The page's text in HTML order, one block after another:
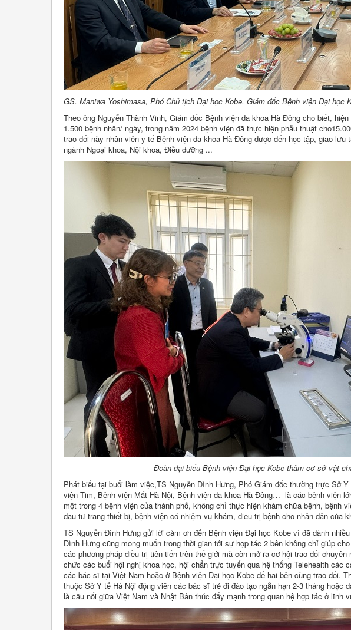
GS. Maniwa Yoshimasa, Phó Chủ tịch Đại học Kobe, Giám đốc Bệnh viện Đại học
Theo ông Nguyễn Thành Vinh, Giám đốc Bệnh viện đa khoa Hà Đông cho biết,
1.500 bệnh nhân/ ngày, trong năm 2024 bệnh viện đã thực hiện phẫu thuật
trao đổi này nhân viên y tế Bệnh viện đa khoa Hà Đông được đến học tập, giao
ngành Ngoại khoa, Nội khoa, Điều dưỡng ...
Đoàn đại biểu Bệnh viện Đại học Kobe thăm cơ sở vật
Phát biểu tại buổi làm việc,TS Nguyễn Đình Hưng, Phó Giám đốc thường trực Sở
viện Tim, Bệnh viện Mắt Hà Nội, Bệnh viện đa khoa Hà Đông… là các bệnh viện
một trong 4 bệnh viện của thành phố, không chỉ thực hiện khám chữa bệnh, bệnh
đầu tư trang thiết bị, bệnh viện có nhiệm vụ khám, điều trị bệnh cho nhân dân của
TS Nguyễn Đình Hưng gửi lời cảm ơn đến Bệnh viện Đại học Kobe vì đã dành
Đình Hưng cũng mong muốn trong thời gian tới sự hợp tác 2 bên không chỉ giúp
các phương pháp điều trị tiên tiến trên thế giới mà còn mở ra cơ hội trao đổi
chức các buổi hội nghị khoa học, hội chẩn trực tuyến qua hệ thống Telehealth các
các bác sĩ tại Việt Nam hoặc ở Bệnh viện Đại học Kobe để hai bên cùng trao đổi.
thuộc Sở Y tế Hà Nội động viên các bác sĩ trẻ đi đào tạo ngắn hạn 2-3 tháng
là cầu nối giữa Việt Nam và Nhật Bản thúc đẩy mạnh trong quan hệ hợp tác ở lĩnh